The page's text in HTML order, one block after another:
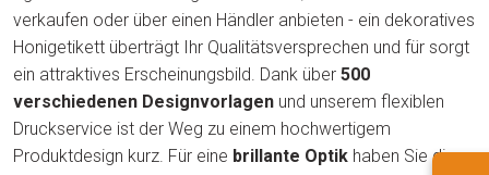
verkaufen oder über einen Händler anbieten - ein dekoratives
Honigetikett überträgt Ihr Qualitätsversprechen und für sorgt
ein attraktives Erscheinungsbild. Dank über 500
verschiedenen Designvorlagen und unserem flexiblen
Druckservice ist der Weg zu einem hochwertigem
Produktdesign kurz. Für eine brillante Optik haben Sie die